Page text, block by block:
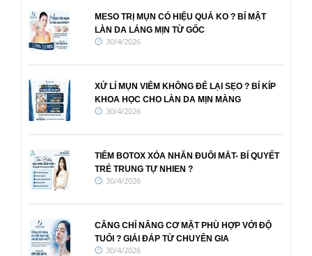
MESO TRỊ MỤN CÓ HIỆU QUẢ KO ? BÍ MẬT
LÀN DA LÁNG MỊN TỪ GỐC
30/4/2026
XỬ LÍ MỤN VIÊM KHÔNG ĐỂ LẠI SẸO ? BÍ KÍP
KHOA HỌC CHO LÀN DA MỊN MÀNG
30/4/2026
TIÊM BOTOX XÓA NHĂN ĐUÔI MẮT- BÍ QUYẾT
TRẺ TRUNG TỰ NHIEN ?
30/4/2026
CĂNG CHỈ NÂNG CƠ MẶT PHÙ HỢP VỚI ĐỘ
TUỔI ? GIẢI ĐÁP TỪ CHUYÊN GIA
30/4/2026